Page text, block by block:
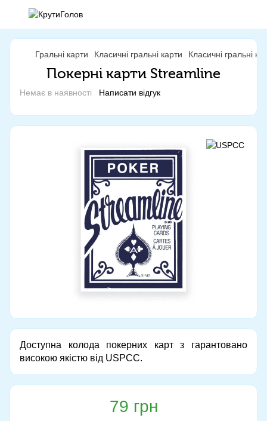
Гральні карти Класичні гральні карти Класичні гральні
Покерні карти Streamline
Немає в наявності Написати відгук
Доступна колода покерних карт з гарантовано
високою якістю від USPCC.
79 грн